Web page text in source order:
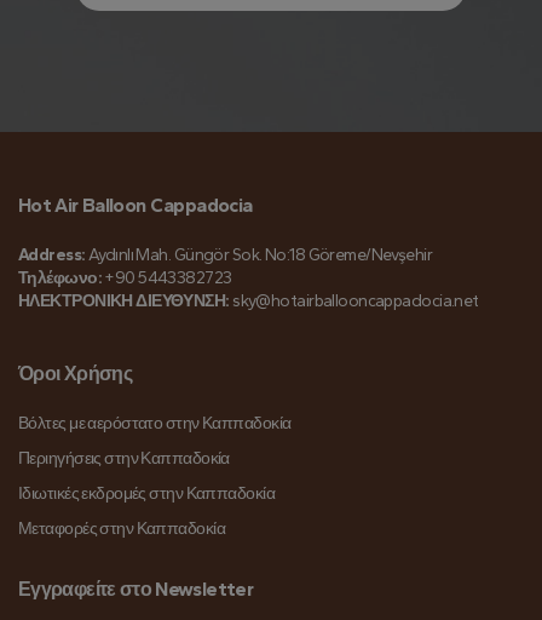
Hot Air Balloon Cappadocia
Address:Aydınlı Mah. Güngör Sok. No:18 Göreme/Nevşehir
Τηλέφωνο:+90 5443382723
ΗΛΕΚΤΡΟΝΙΚΗ ΔΙΕΥΘΥΝΣΗ: sky@hotairballooncappadocia.net
Όροι Χρήσης
Βόλτες με αερόστατο στην Καππαδοκία
Περιηγήσεις στην Καππαδοκία
Ιδιωτικές εκδρομές στην Καππαδοκία
Μεταφορές στην Καππαδοκία
Εγγραφείτε στο Newsletter